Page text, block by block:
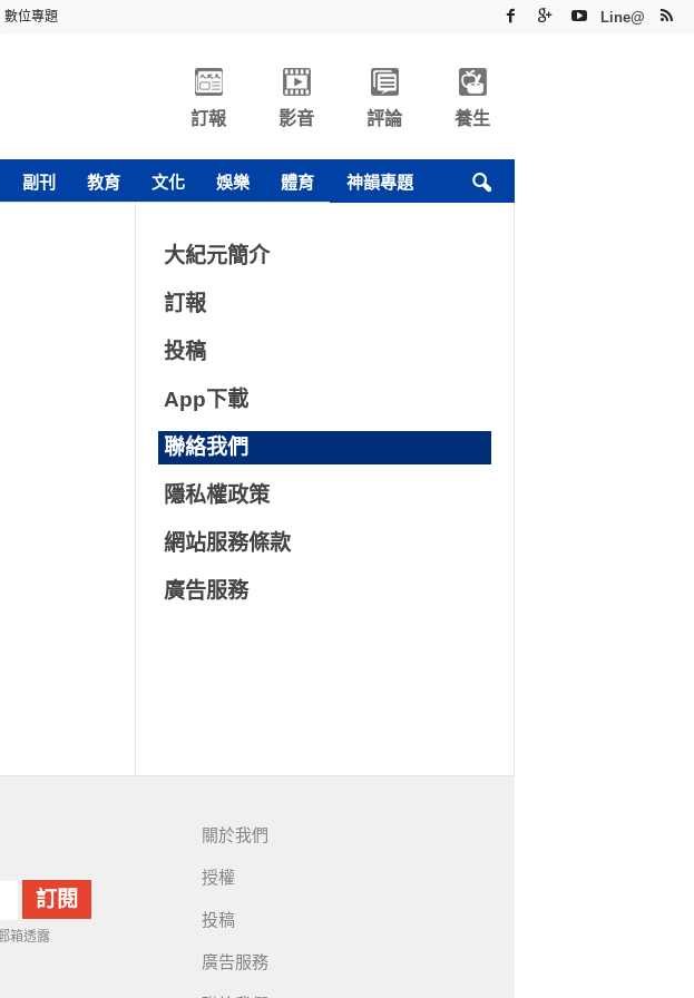
數位專題 Line@
訂報 影音 評論 養生
副刊 教育 文化 娛樂 體育 神韻專題
大紀元簡介
訂報
投稿
App下載
聯絡我們
隱私權政策
網站服務條款
廣告服務
箱透露
關於我們
授權
投稿
廣告服務